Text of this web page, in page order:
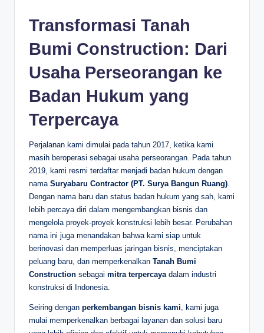
Transformasi Tanah
Bumi Construction: Dari
Usaha Perseorangan ke
Badan Hukum yang
Terpercaya
Perjalanan kami dimulai pada tahun 2017, ketika kami
masih beroperasi sebagai usaha perseorangan. Pada tahun
2019, kami resmi terdaftar menjadi badan hukum dengan
nama Suryabaru Contractor (PT. Surya Bangun Ruang)
Dengan nama baru dan status badan hukum yang sah, kami
lebih percaya diri dalam mengembangkan bisnis dan
mengelola proyek-proyek konstruksi lebih besar. Perubahan
nama ini juga menandakan bahwa kami siap untuk
berinovasi dan memperluas jaringan bisnis, menciptakan
peluang baru, dan memperkenalkan Tanah Bumi
Construction sebagai mitra terpercaya dalam industri
konstruksi di Indonesia.
Seiring dengan perkembangan bisnis kami , kami juga
mulai memperkenalkan berbagai layanan dan solusi baru